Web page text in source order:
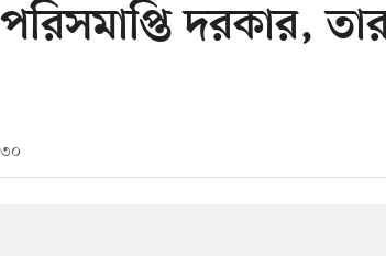
দরকার,
৩০